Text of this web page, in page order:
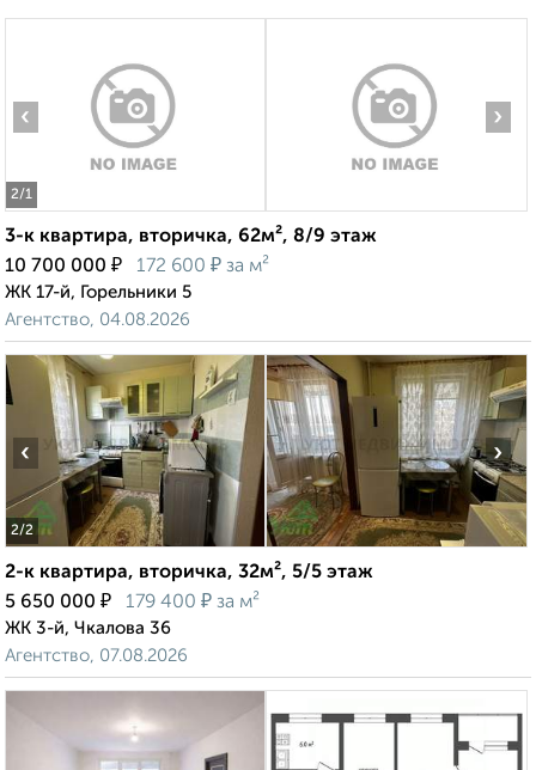
2/1
‹ ›
3-к квартира, вторичка, 62м², 8/9 этаж
10 700 000 ₽ 172 600 ₽ за м²
ЖК 17-й, Горельники 5
Агентство, 04.08.2026
2/2
‹ ›
2-к квартира, вторичка, 32м², 5/5 этаж
5 650 000 ₽ 179 400 ₽ за м²
ЖК 3-й, Чкалова 36
Агентство, 07.08.2026